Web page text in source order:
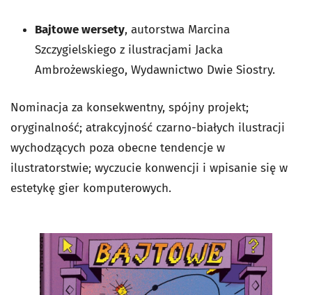
Bajtowe wersety, autorstwa Marcina
Szczygielskiego z ilustracjami Jacka
Ambrożewskiego, Wydawnictwo Dwie Siostry.
Nominacja za konsekwentny, spójny projekt;
oryginalność; atrakcyjność czarno-białych ilustracji
wychodzących poza obecne tendencje w
ilustratorstwie; wyczucie konwencji i wpisanie się w
estetykę gier komputerowych.